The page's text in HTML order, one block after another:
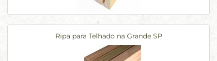
Ripa para Telhado na Grande SP